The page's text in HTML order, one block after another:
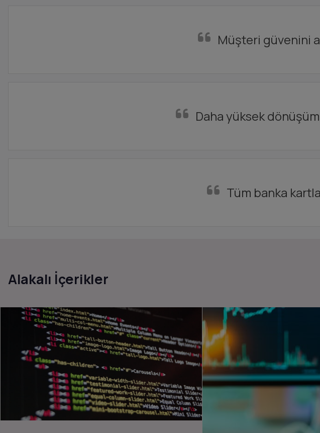
Müşteri güvenini
Daha yüksek
Tüm banka
Alakalı İçerikler